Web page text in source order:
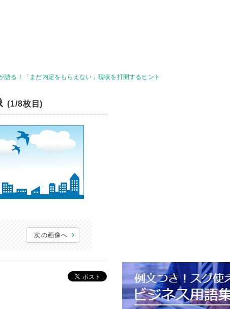
語る！「まだ内定をもらえない」現状を打開するヒント
(1/8枚目)
次の画像へ